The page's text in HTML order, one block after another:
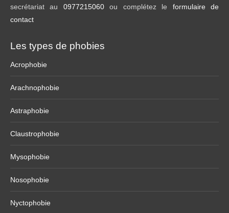
secrétariat au 0977215060ou complétez le formulaire de
contact
Les types de phobies
Acrophobie
Arachnophobie
Astraphobie
Claustrophobie
Mysophobie
Nosophobie
Nyctophobie